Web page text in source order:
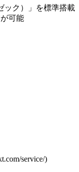
ック）」を標準搭載
可能
service/)